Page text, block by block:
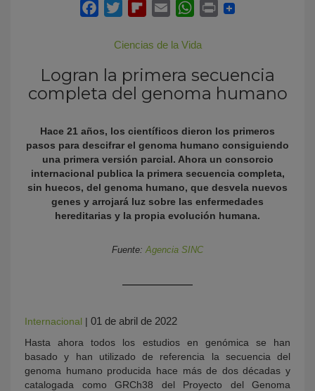
Ciencias de la Vida
Logran la primera secuencia
completa del genoma humano
Hace 21 años, los científicos dieron los primeros
pasos para descifrar el genoma humano consiguiendo
una primera versión parcial. Ahora un consorcio
internacional publica la primera secuencia completa,
sin huecos, del genoma humano, que desvela nuevos
genes y arrojará luz sobre las enfermedades
hereditarias y la propia evolución humana.
Fuente:Agencia SINC
Internacional | 01 de abril de 2022
Hasta ahora todos los estudios en genómica se han
basado y han utilizado de referencia la secuencia del
genoma humano producida hace más de dos décadas y
catalogada como GRCh38 del Proyecto del Genoma